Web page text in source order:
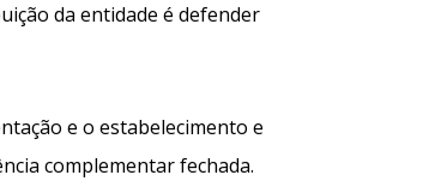
da entidade é defender
e o estabelecimento e
complementar fechada.